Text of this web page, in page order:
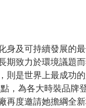
身及可持續發展的
期致力於環境議題
則是世界上最成功
，為各大時裝品牌
再度邀請她擔綱全